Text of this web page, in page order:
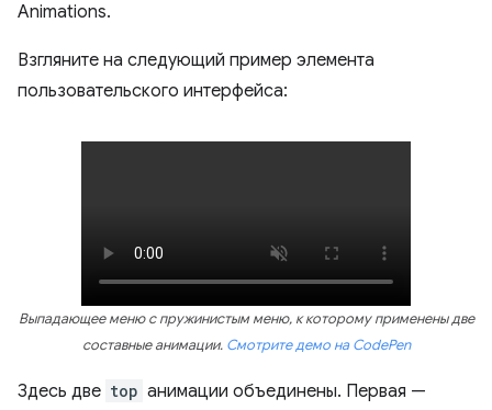
Animations.
Взгляните на следующий пример элемента
пользовательского интерфейса:
Выпадающее меню с пружинистым меню, к которому применены две
составные анимации. Смотрите демо на CodePen
Здесь две top анимации объединены. Первая —